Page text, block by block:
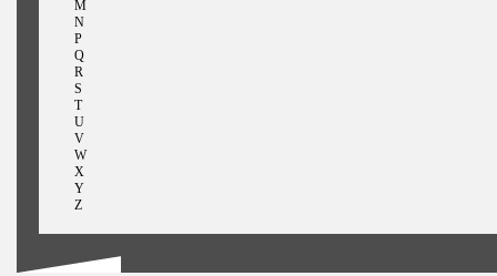
M
N
P
Q
R
S
T
U
V
W
X
Y
Z